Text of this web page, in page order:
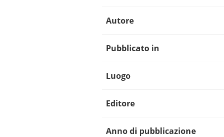
Autore
Pubblicato in
Luogo
Editore
Anno di pubblicazione